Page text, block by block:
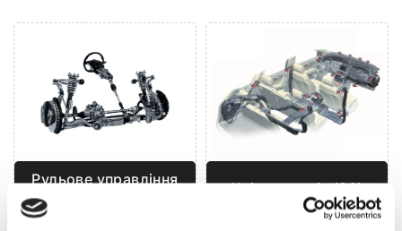
Рульове управління
Кліматизація (93)